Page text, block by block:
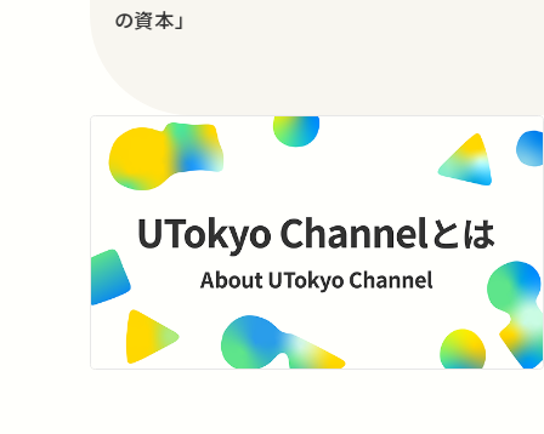
の資本」